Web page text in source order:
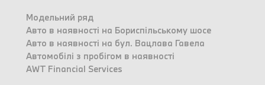
Модельний ряд
Авто в наявності на Бориспільському шосе
Авто в наявності на бул. Вацлава Гавела
Автомобілі з пробігом в наявності
AWT Financial Services